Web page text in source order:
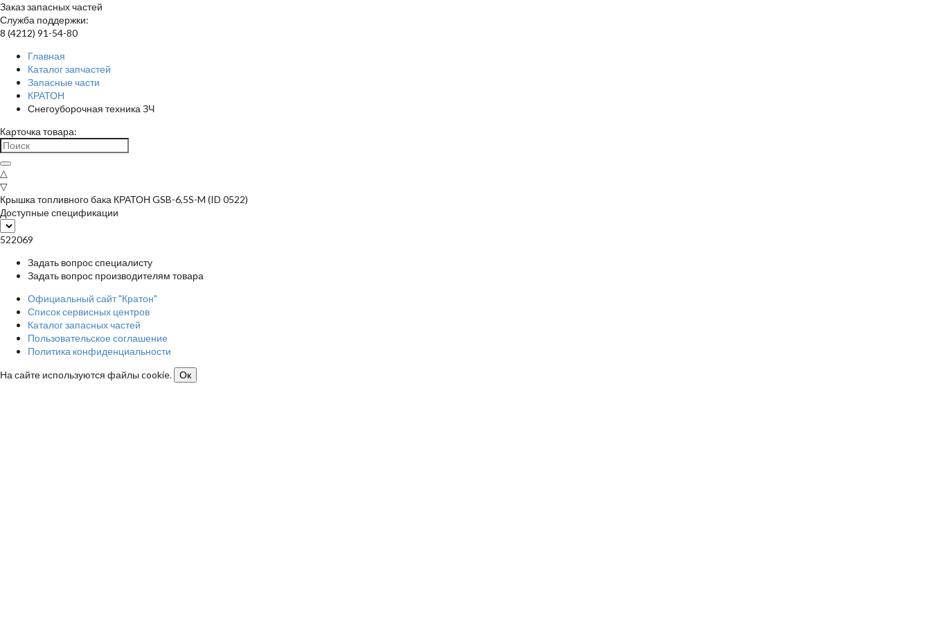
Заказ запасных частей
Служба поддержки:
8 (4212) 91-54-80
Главная
Каталог запчастей
Запасные части
КРАТОН
Снегоуборочная техника ЗЧ
Карточка товара:
△
▽
Крышка топливного бака КРАТОН GSB-6,5S-M (ID 0522)
Доступные спецификации
522069
Задать вопрос специалисту
Задать вопрос производителям товара
Официальный сайт "Кратон"
Список сервисных центров
Каталог запасных частей
Пользовательское соглашение
Политика конфиденциальности
На сайте используются файлы cookie.
Ок